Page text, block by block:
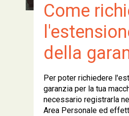
Come
della
Per poter richiedere
garanzia per la tua
necessario registrarla
Area Personale ed